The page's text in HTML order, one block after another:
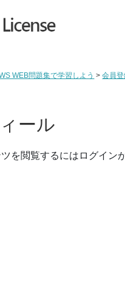
WEB問題集で学習しよう >会員
ール
を閲覧するにはログイン